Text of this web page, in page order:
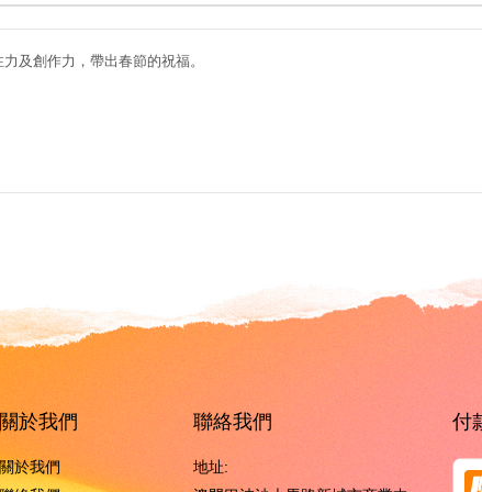
及創作力，帶出春節的祝福。
關於我們
關於我們
聯絡我們
地址:
付